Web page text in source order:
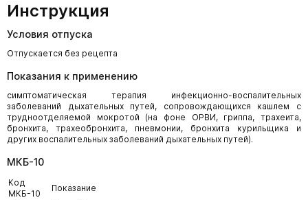
Инструкция
Условия отпуска
Отпускается без рецепта
Показания к применению
симптоматическая терапия инфекционно-воспалительных
заболеваний дыхательных путей, сопровождающихся кашлем с
трудноотделяемой мокротой (на фоне ОРВИ, гриппа, трахеита,
бронхита, трахеобронхита, пневмонии, бронхита курильщика и
других воспалительных заболеваний дыхательных путей).
МКБ-10
Код
МКБ-10
Показание